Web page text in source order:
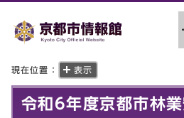
現在位置： 表示
令和6年度京都市林